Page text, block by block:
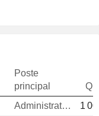
Poste
principal
Administrateur
1